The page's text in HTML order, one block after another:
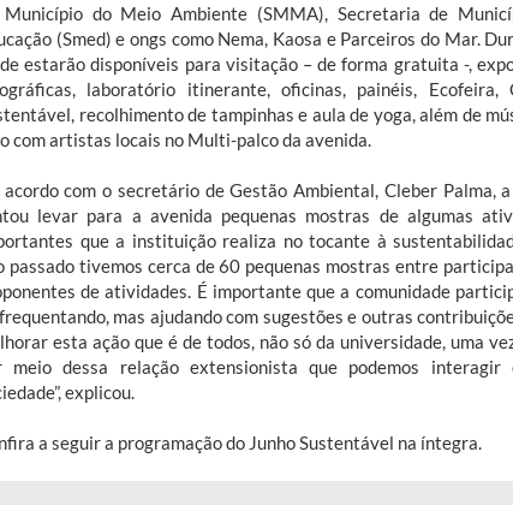
do Meio Ambiente (SMMA), Secretaria de
(Smed) e ongs como Nema, Kaosa e Parceiros do Mar.
estarão disponíveis para visitação – de forma gratuita -,
laboratório itinerante, oficinas, painéis, Ecofeira,
recolhimento de tampinhas e aula de yoga, além de
com artistas locais no Multi-palco da avenida.
acordo com o secretário de Gestão Ambiental, Cleber Palma, a
levar para a avenida pequenas mostras de algumas
que a instituição realiza no tocante à
passado tivemos cerca de 60 pequenas mostras entre
de atividades. É importante que a comunidade
mas ajudando com sugestões e outras
esta ação que é de todos, não só da universidade, uma
meio dessa relação extensionista que podemos interagir
explicou.
a seguir a programação do Junho Sustentável na íntegra.